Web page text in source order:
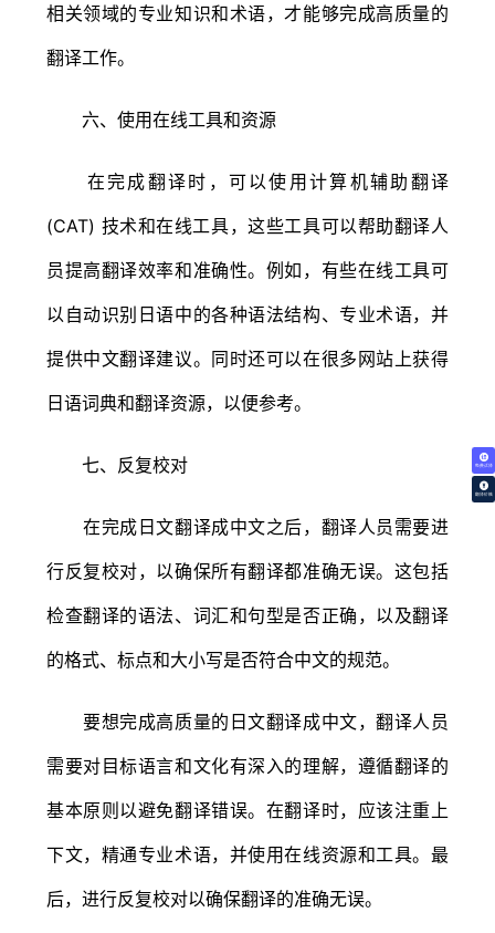
免费试译
翻译价格
相关领域的专业知识和术语，才能够完成高质量的
翻译工作。
六、使用在线工具和资源
在完成翻译时，可以使用计算机辅助翻译
(CAT) 技术和在线工具，这些工具可以帮助翻译人
员提高翻译效率和准确性。例如，有些在线工具可
以自动识别日语中的各种语法结构、专业术语，并
提供中文翻译建议。同时还可以在很多网站上获得
日语词典和翻译资源，以便参考。
七、反复校对
在完成日文翻译成中文之后，翻译人员需要进
行反复校对，以确保所有翻译都准确无误。这包括
检查翻译的语法、词汇和句型是否正确，以及翻译
的格式、标点和大小写是否符合中文的规范。
要想完成高质量的日文翻译成中文，翻译人员
需要对目标语言和文化有深入的理解，遵循翻译的
基本原则以避免翻译错误。在翻译时，应该注重上
下文，精通专业术语，并使用在线资源和工具。最
后，进行反复校对以确保翻译的准确无误。